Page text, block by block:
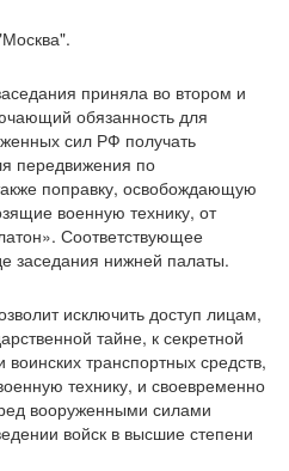
приняла во втором и
обязанность для
сил РФ получать
передвижения по
поправку, освобождающую
военную технику, от
Соответствующее
заседания нижней палаты.
исключить доступ лицам,
тайне, к секретной
транспортных средств,
технику, и своевременно
вооруженными силами
войск в высшие степени